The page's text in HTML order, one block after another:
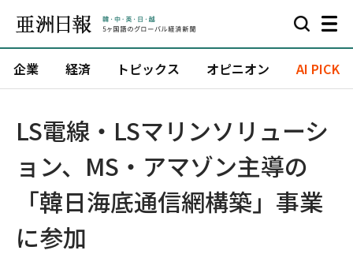
企業 経済 トピックス オピニオン AI PICK
LS電線・LSマリンソリューシ
ョン、MS・アマゾン主導の
「韓日海底通信網構築」事業
に参加